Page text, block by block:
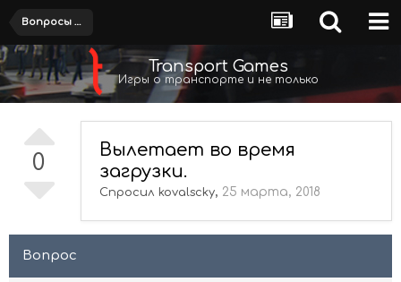
Вопросы и предложения
Transport Games
Игры о транспорте и не только
0
Вылетает во время
загрузки.
Спросил kovalscky, 25 марта, 2018
Вопрос